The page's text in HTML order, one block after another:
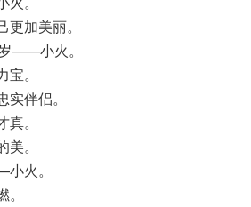
加美丽。
——小火。
。
伴侣。
。
。
火。